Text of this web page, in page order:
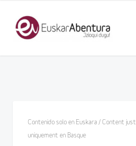
Contenido solo en Euskara / Content
uniquement en Basque